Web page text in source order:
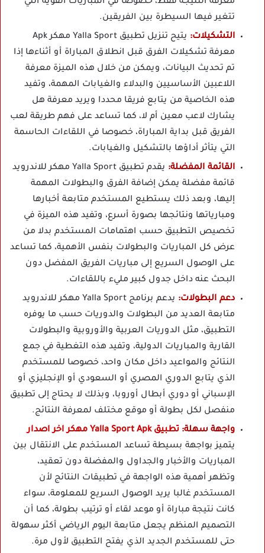
تتغير فيها السيطرة بين الفريقين.
التشكيلات:
يتيح تنزيل تطبيق Yalla Sport مهكر Apk
معرفة تشكيلات الفرق قبل انطلاق المباراة أو أثناءها إذا
تم تحديث البيانات، ويمكن من خلال هذه الميزة معرفة
اللاعبين الأساسيين والبدلاء والغيابات المهمة، وتفيد
هذه الخاصية من يتابع فريقا محددا ويريد معرفة هل
يشارك لاعب معين أم لا، كما تساعد على فهم طريقة لعب
الفريق قبل بداية المباراة، خصوصا في اللقاءات الحاسمة
التي يتأثر أداؤها بالتشكيل والغيابات.
القائمة المفضلة:
يقدم تطبيق Yalla Sport مهكر للاندرويد
قائمة مفضلة يمكن إضافة الفرق والبطولات المهمة
إليها، وبعد ذلك يستطيع المستخدم متابعة أخبارها
ومبارياتها ونتائجها بصورة أسرع، وتفيد هذه الميزة في
تخصيص التطبيق حسب اهتمامات المستخدم بدلا من
عرض كل المباريات والبطولات بنفس الأهمية، كما تساعد
على الوصول السريع إلى مباريات الفريق المفضل دون
البحث عنه داخل جدول كبير مليء باللقاءات.
دعم البطولات:
يدعم برنامج Yalla Sport مهكر للاندرويد
متابعة العديد من البطولات والدوريات حسب ما يوفره
التطبيق، مثل الدوريات العربية والأوروبية والبطولات
القارية والمباريات الدولية، وتفيد هذه التغطية في جمع
النتائج والمواعيد داخل مكان واحد، خصوصا للمستخدم
الذي يتابع الدوري المصري أو السعودي أو الإنجليزي أو
الإسباني أو دوري أبطال أوروبا، وبذلك لا يحتاج إلى تطبيق
منفصل لكل بطولة أو موقع مختلف لمعرفة النتائج.
واجهة سهلة: تطبيق Yalla Sport Apk مهكر اخر اصدار
يتميز بواجهة بسيطة تساعد المستخدم على الانتقال بين
المباريات والأخبار والجداول والمفضلة دون تعقيد،
وتظهر أهمية هذه الواجهة في تطبيقات النتائج لأن
المستخدم غالبا يريد الوصول السريع للمعلومة، سواء
كانت نتيجة مباراة أو موعد لقاء أو ترتيب بطولة، كما أن
التصميم المنظم يجعل متابعة اليوم الرياضي أكثر سهولة
حتى للمستخدم الجديد الذي يفتح التطبيق لأول مرة.